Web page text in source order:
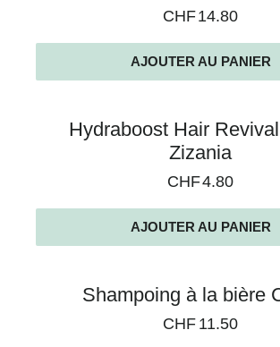
CHF14.80
AJOUTER AU PANIER
Hydraboost Hair
Zizania
CHF4.80
AJOUTER AU PANIER
Shampoing à la bière
CHF 11.50